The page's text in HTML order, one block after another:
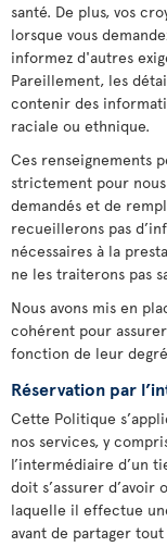
santé. De plus, vos
lorsque vous
informez d'autres
Pareillement, les
contenir des
raciale ou ethnique.
Ces renseignements
strictement pour
demandés et de
recueillerons pas
nécessaires à la
ne les traiterons pas
Nous avons mis en
cohérent pour
fonction de leur
Réservation par
Cette Politique
nos services, y
l’intermédiaire d’un
doit s’assurer
laquelle il effectue
avant de partager